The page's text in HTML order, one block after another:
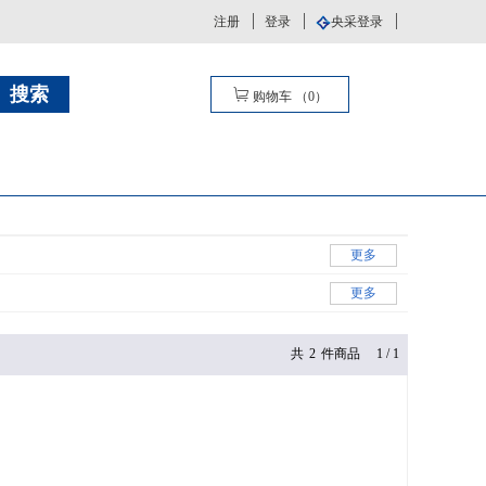
注册 登录 央采登录
购物车 （0）
更多
更多
共 2 件商品 1 / 1